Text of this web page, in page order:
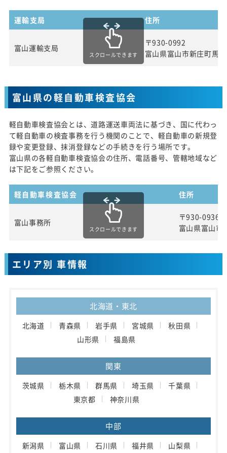
運輸支局 住所
富山運輸支局
〒930-0992
富山県富山市新庄町馬
スクロールできます
富山県の軽自動車検査協会
軽自動車検査協会とは、道路運送車両法に基づき、国に代わっ
て軽自動車の検査事務を行う機関のことで、軽自動車の新規登
録や変更登録、抹消登録などの手続きを行う場所です。
富山県の各軽自動車検査協会の住所、電話番号、管轄地域など
は下記をご参照ください。
軽自動車検査協会 住所
富山事務所
〒930-0936
富山県富山市
スクロールできます
エリア別 車情報
北海道・東北
北海道 青森県 岩手県 宮城県
秋田県
山形県
福島県
関東
茨城県 栃木県 群馬県 埼玉県
千葉県
東京都
神奈川県
中部
新潟県 富山県 石川県 福井県
山梨県